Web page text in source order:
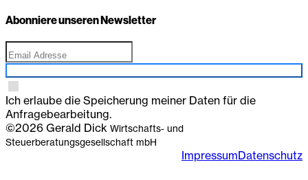
Abonniere unseren Newsletter
Ich erlaube die Speicherung meiner Daten für die
Anfragebearbeitung.
©2026 Gerald Dick Wirtschafts- und
Steuerberatungsgesellschaft mbH
ImpressumDatenschutz